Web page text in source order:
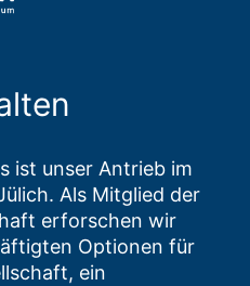
ist unser Antrieb im
Als Mitglied der
erforschen wir
Optionen für
ein